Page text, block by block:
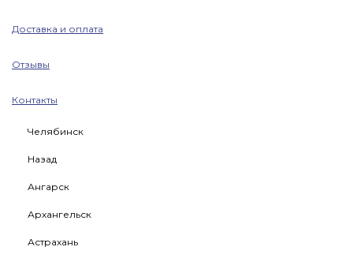
Доставка и оплата
Отзывы
Контакты
Челябинск
Назад
Ангарск
Архангельск
Астрахань